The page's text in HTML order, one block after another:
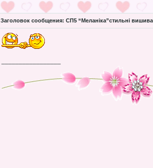
Заголовок сообщения: СП5 “Меланіка”стильні